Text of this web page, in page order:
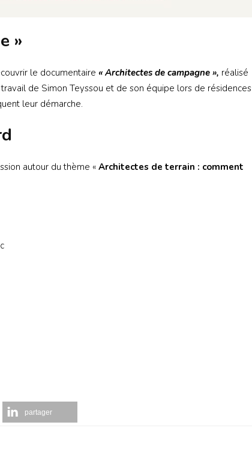
»
le documentaire « Architectes de campagne », réalisé
de Simon Teyssou et de son équipe lors de résidences
leur démarche.
autour du thème «Architectes de terrain : comment
partager